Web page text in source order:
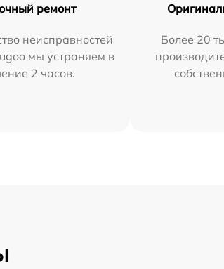
ремонт
неисправностей
мы устраняем в
2 часов.
Более 20